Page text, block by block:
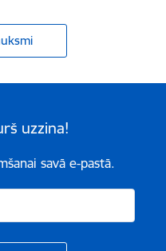
uzzina!
savā e-pastā.